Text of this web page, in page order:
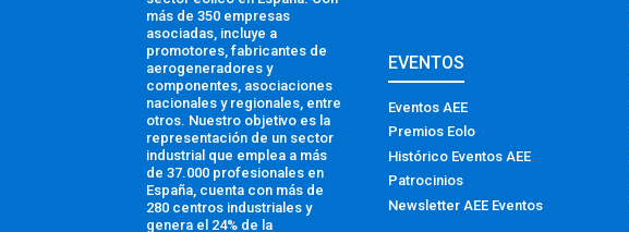
más de 350 empresas
asociadas, incluye a
promotores, fabricantes de
aerogeneradores y
componentes, asociaciones
nacionales y regionales, entre
otros. Nuestro objetivo es la
representación de un sector
industrial que emplea a más
de 37.000 profesionales en
España, cuenta con más de
280 centros industriales y
genera el 24% de la
EVENTOS
Eventos AEE
Premios Eolo
Histórico Eventos AEE
Patrocinios
Newsletter AEE Eventos